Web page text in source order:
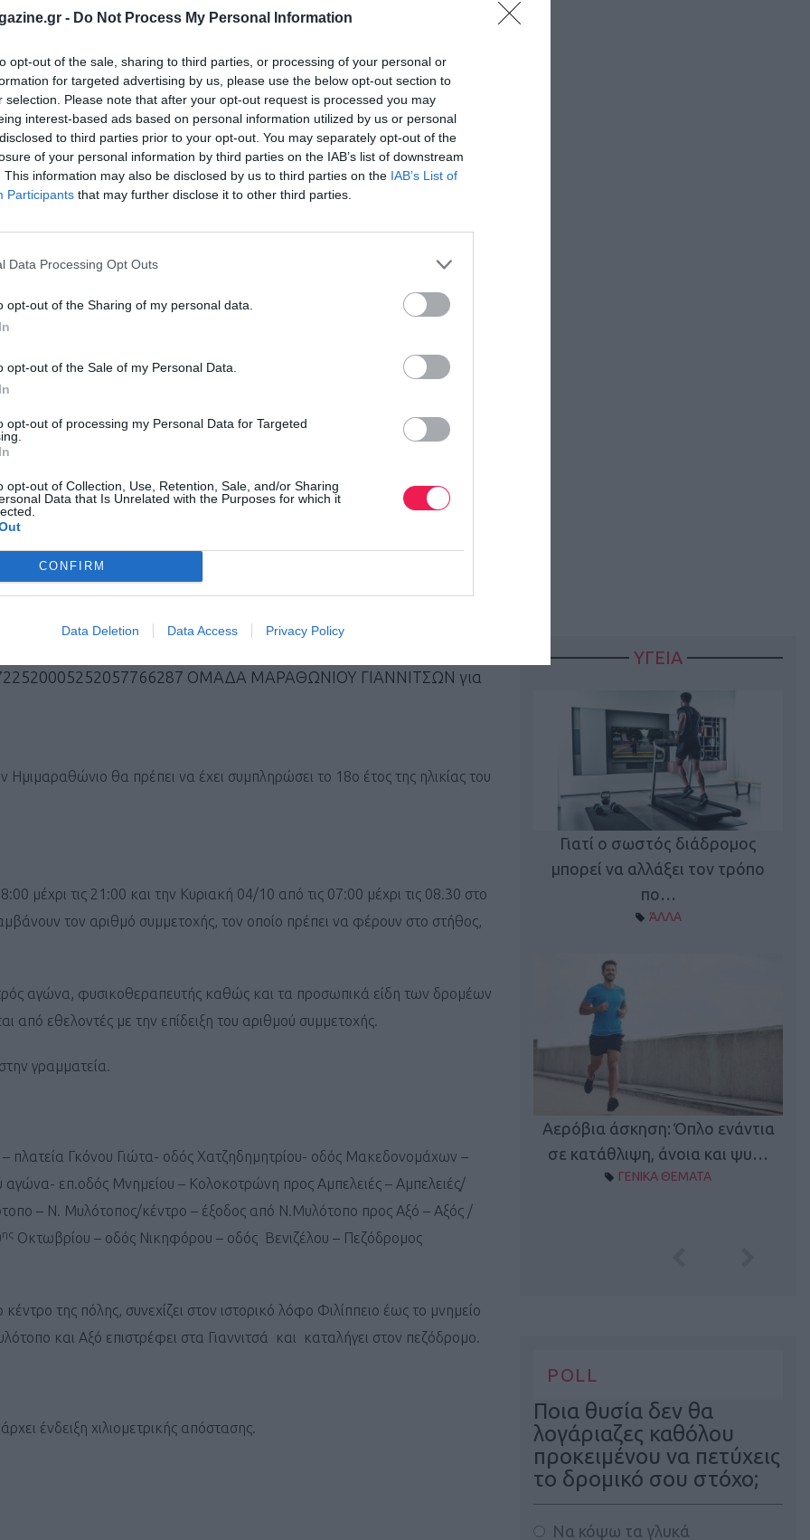
- Do Not Process My Personal Information
opt-out of the sale, sharing to third parties, or processing of your personal or
for targeted advertising by us, please use the below opt-out section to
selection. Please note that after your opt-out request is processed you may
interest-based ads based on personal information utilized by us or personal
to third parties prior to your opt-out. You may separately opt-out of the
of your personal information by third parties on the IAB’s list of downstream
This information may also be disclosed by us to third parties on the IAB’s List of
Participants that may further disclose it to other third parties.
Data Processing Opt Outs
opt-out of the Sharing of my personal data.
opt-out of the Sale of my Personal Data.
opt-out of processing my Personal Data for Targeted
opt-out of Collection, Use, Retention, Sale, and/or Sharing
Data that Is Unrelated with the Purposes for which it
CONFIRM
Data Deletion Data Access Privacy Policy
ΔΥΝΑΜΙΚΟΥ ΒΑΔΗΝ / ΕΛΕΥΘΕΡΟΥ ΤΡΕΞΙΜΑΤΟΣ 5,5 km.
ΤΡΕΞΙΜΟ & ΒΑΔΗΝ 1000μ.
84379 ώρες 9:00 – 13:00
τις εγγραφές εθελοντών.
ΟΜΑΔΑ ΜΑΡΑΘΩΝΙΟΥ ΓΙΑΝΝΙΤΣΩΝ για
Ημιμαραθώνιο θα πρέπει να έχει συμπληρώσει το 18ο έτος της ηλικίας του
μέχρι τις 21:00 και την Κυριακή 04/10 από τις 07:00 μέχρι τις 08.30 στο
τον αριθμό συμμετοχής, τον οποίο πρέπει να φέρουν στο στήθος,
αγώνα, φυσικοθεραπευτής καθώς και τα προσωπικά είδη των δρομέων
από εθελοντές με την επίδειξη του αριθμού συμμετοχής.
γραμματεία.
πλατεία Γκόνου Γιώτα- οδός Χατζηδημητρίου- οδός Μακεδονομάχων –
επ.οδός Μνημείου – Κολοκοτρώνη προς Αμπελειές – Αμπελειές/
– Ν. Μυλότοπος/κέντρο – έξοδος από Ν.Μυλότοπο προς Αξό – Αξός /
ης Οκτωβρίου – οδός Νικηφόρου – οδός Βενιζέλου – Πεζόδρομος
της πόλης, συνεχίζει στον ιστορικό λόφο Φιλίππειο έως το μνημείο
και Αξό επιστρέφει στα Γιαννιτσά και καταλήγει στον πεζόδρομο.
ένδειξη χιλιομετρικής απόστασης.
ΥΓΕΙΑ
ΓΕΝΙΚΑ ΘΕΜΑΤΑ
ΓΕΝΙΚΑ ΘΕΜΑΤΑ
Γιατί ο σωστός διάδρομος
μπορεί να αλλάξει τον τρόπο
πο…
ΆΛΛΑ
Αερόβια άσκηση: Όπλο ενάντια
σε κατάθλιψη, άνοια και ψυ…
ΓΕΝΙΚΑ ΘΕΜΑΤΑ
POLL
Ποια θυσία δεν θα
λογάριαζες καθόλου
προκειμένου να πετύχεις
το δρομικό σου στόχο;
Να κόψω τα γλυκά